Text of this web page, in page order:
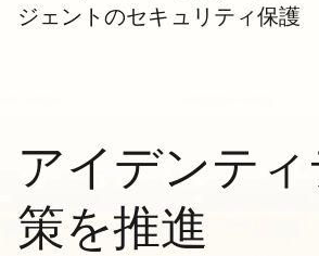
ジェントのセキュリティ保護
アイデンテ
策を推進